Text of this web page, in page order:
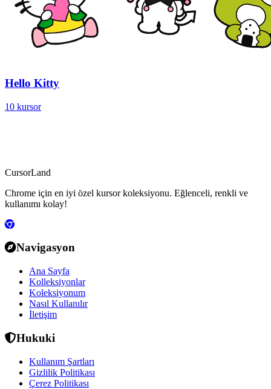
Hello Kitty
10 kursor
CursorLand
Chrome için en iyi özel kursor koleksiyonu. Eğlenceli, renkli ve
kullanımı kolay!
Navigasyon
Ana Sayfa
Kolleksiyonlar
Koleksiyonum
Nasıl Kullanılır
İletişim
Hukuki
Kullanım Şartları
Gizlilik Politikası
Çerez Politikası